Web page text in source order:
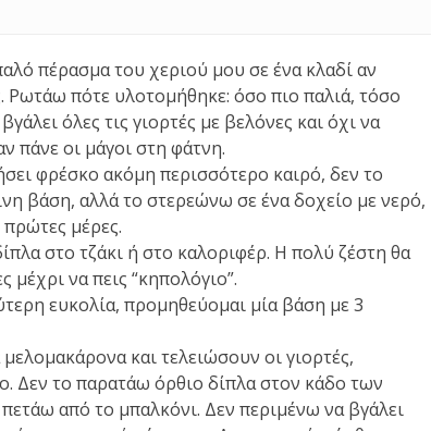
πέρασμα του χεριού μου σε ένα κλαδί αν
Ρωτάω πότε υλοτομήθηκε: όσο πιο παλιά, τόσο
όλες τις γιορτές με βελόνες και όχι να
πάνε οι μάγοι στη φάτνη.
φρέσκο ακόμη περισσότερο καιρό, δεν το
βάση, αλλά το στερεώνω σε ένα δοχείο με νερό,
πρώτες μέρες.
στο τζάκι ή στο καλοριφέρ. Η πολύ ζέστη θα
μέχρι να πεις “κηπολόγιο”.
ευκολία, προμηθεύομαι μία βάση με 3
και τελειώσουν οι γιορτές,
Δεν το παρατάω όρθιο δίπλα στον κάδο των
από το μπαλκόνι. Δεν περιμένω να βγάλει